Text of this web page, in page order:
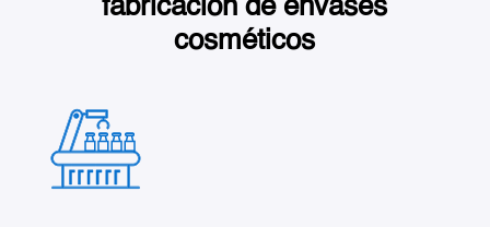
fabricación de envases
cosméticos